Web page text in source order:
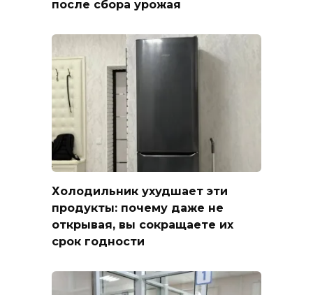
после сбора урожая
Холодильник ухудшает эти
продукты: почему даже не
открывая, вы сокращаете их
срок годности